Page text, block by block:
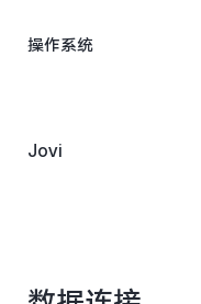
操作系统
Jovi